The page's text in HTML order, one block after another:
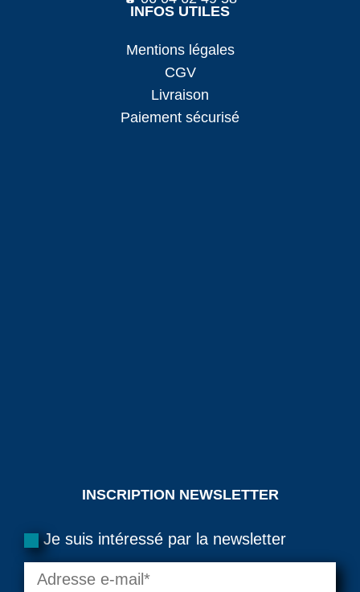
INFOS UTILES
Mentions légales
CGV
Livraison
Paiement sécurisé
INSCRIPTION NEWSLETTER
Je suis intéressé par la newsletter